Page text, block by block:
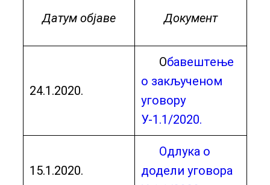
Датум објаве Документ
24.1.2020.
Обавештење
о закљученом
уговору
У-1.1/2020.
15.1.2020.
Одлука о
додели уговора